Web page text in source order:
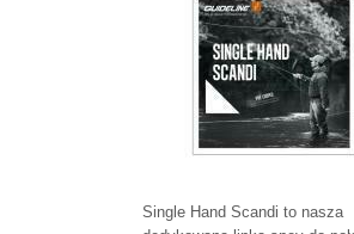
ZOBACZ PRODUKT
Single Hand Scandi to nasza